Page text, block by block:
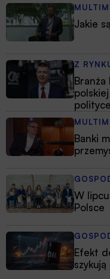
Jakie
Z
Banki
W
Polsce
Efekt